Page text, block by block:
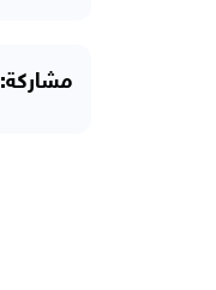
مشاركة: